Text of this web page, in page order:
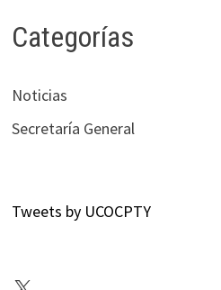
Categorías
Noticias
Secretaría General
Tweets by UCOCPTY